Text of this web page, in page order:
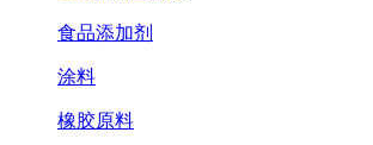
食品添加剂
涂料
橡胶原料